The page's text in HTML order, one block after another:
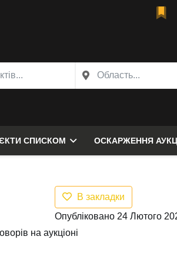
СПИСКОМ ОСКАРЖЕННЯ
В закладки
Опубліковано 24 Лютого
на аукціоні